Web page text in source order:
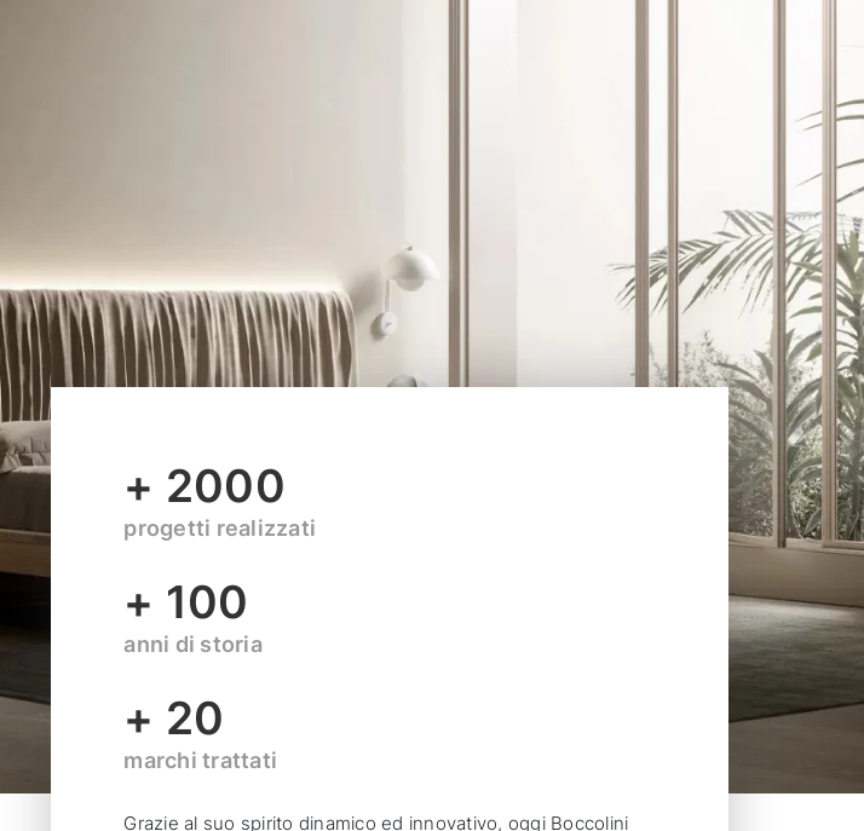
+ 2000
progetti realizzati
+ 100
anni di storia
+ 20
marchi trattati
Grazie al suo spirito dinamico ed innovativo, oggi Boccolini